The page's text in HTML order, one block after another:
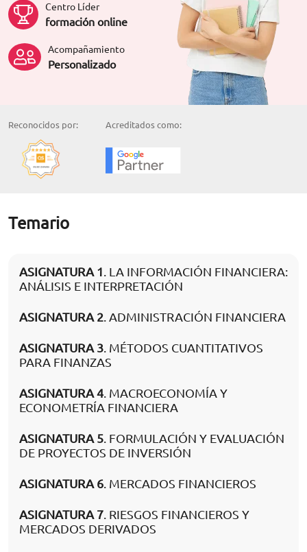
Centro Líder
formación online
Acompañamiento
Personalizado
Reconocidos por: Acreditados como:
Temario
ASIGNATURA 1. LA INFORMACIÓN FINANCIERA:
ANÁLISIS E INTERPRETACIÓN
ASIGNATURA 2. ADMINISTRACIÓN FINANCIERA
ASIGNATURA 3. MÉTODOS CUANTITATIVOS
PARA FINANZAS
ASIGNATURA 4. MACROECONOMÍA Y
ECONOMETRÍA FINANCIERA
ASIGNATURA 5. FORMULACIÓN Y EVALUACIÓN
DE PROYECTOS DE INVERSIÓN
ASIGNATURA 6. MERCADOS FINANCIEROS
ASIGNATURA 7. RIESGOS FINANCIEROS Y
MERCADOS DERIVADOS